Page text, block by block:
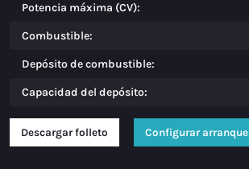
Potencia máxima (CV):
Combustible:
Depósito de combustible:
Capacidad del depósito:
Descargar folleto Configurar arranque